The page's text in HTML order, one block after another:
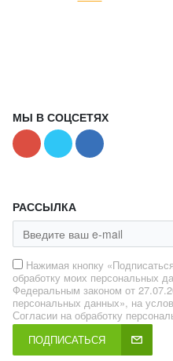
МЫ В СОЦСЕТЯХ
РАССЫЛКА
Нажимая кнопку
обработку моих персональных
Федеральным законом от
персональных данных», на
Согласии на обработку
ПОДПИСАТЬСЯ